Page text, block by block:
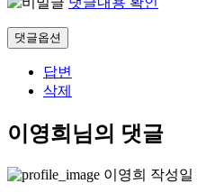
댓글옵션
답변
삭제
이영희님의 댓글
이영희 작성일